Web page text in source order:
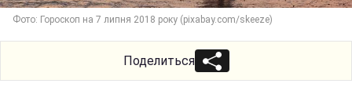
Фото: Гороскоп на 7 липня 2018 року (pixabay.com/skeeze)
Поделиться